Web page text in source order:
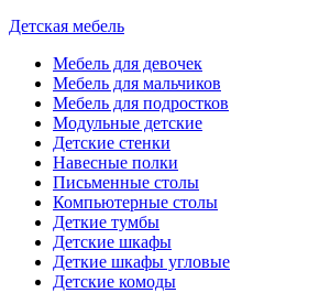
Детская мебель
Мебель для девочек
Мебель для мальчиков
Мебель для подростков
Модульные детские
Детские стенки
Навесные полки
Письменные столы
Компьютерные столы
Деткие тумбы
Детские шкафы
Деткие шкафы угловые
Детские комоды